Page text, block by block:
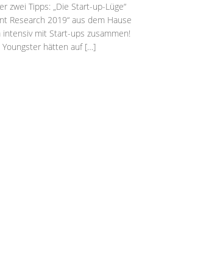
zwei Tipps: „Die Start-up-Lüge“
Research 2019“ aus dem Hause
mit Start-ups zusammen!
Youngster hätten auf […]